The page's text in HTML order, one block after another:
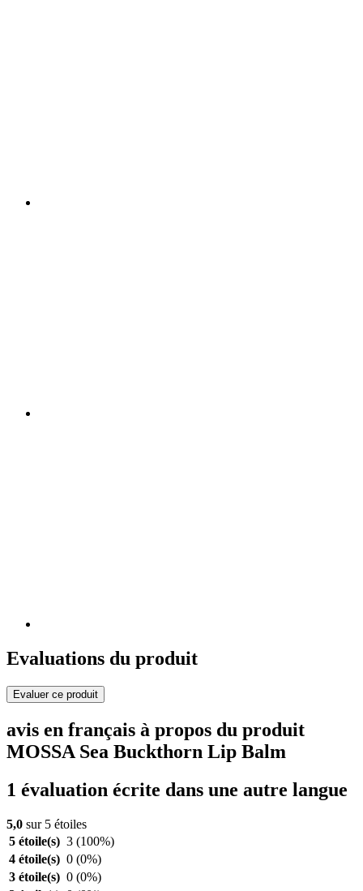
Evaluations du produit
Evaluer ce produit
avis en français à propos du produit
MOSSA Sea Buckthorn Lip Balm
1 évaluation écrite dans une autre langue
5,0 sur 5 étoiles
5 étoile(s) 3 (100%)
4 étoile(s) 0 (0%)
3 étoile(s) 0 (0%)